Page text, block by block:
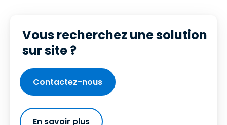
Vous recherchez une solution
sur site ?
Contactez-nous
En savoir plus